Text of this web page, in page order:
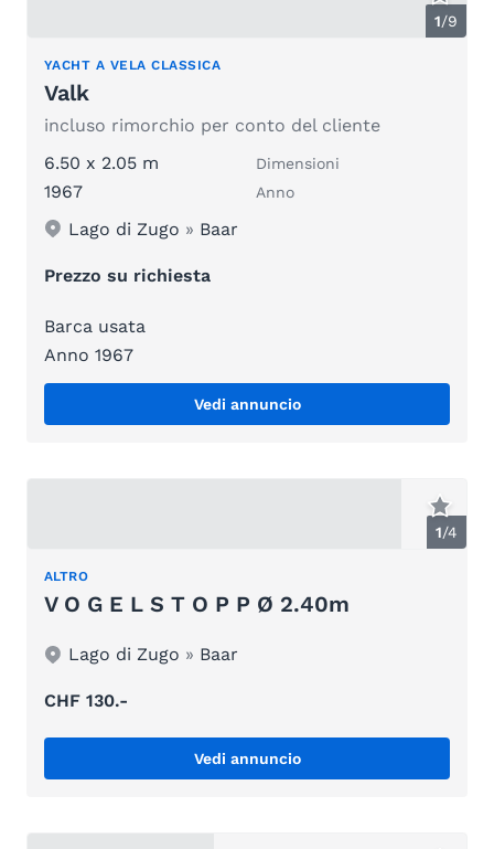
1/9
YACHT A VELA CLASSICA
Valk
incluso rimorchio per conto del cliente
6.50 x 2.05 m
Dimensioni
1967 Anno
Lago di Zugo » Baar
Prezzo su richiesta
Barca usata
Anno 1967
Vedi annuncio
1/4
ALTRO
V O G E L S T O P P Ø 2.40m
Lago di Zugo » Baar
CHF 130.-
Vedi annuncio